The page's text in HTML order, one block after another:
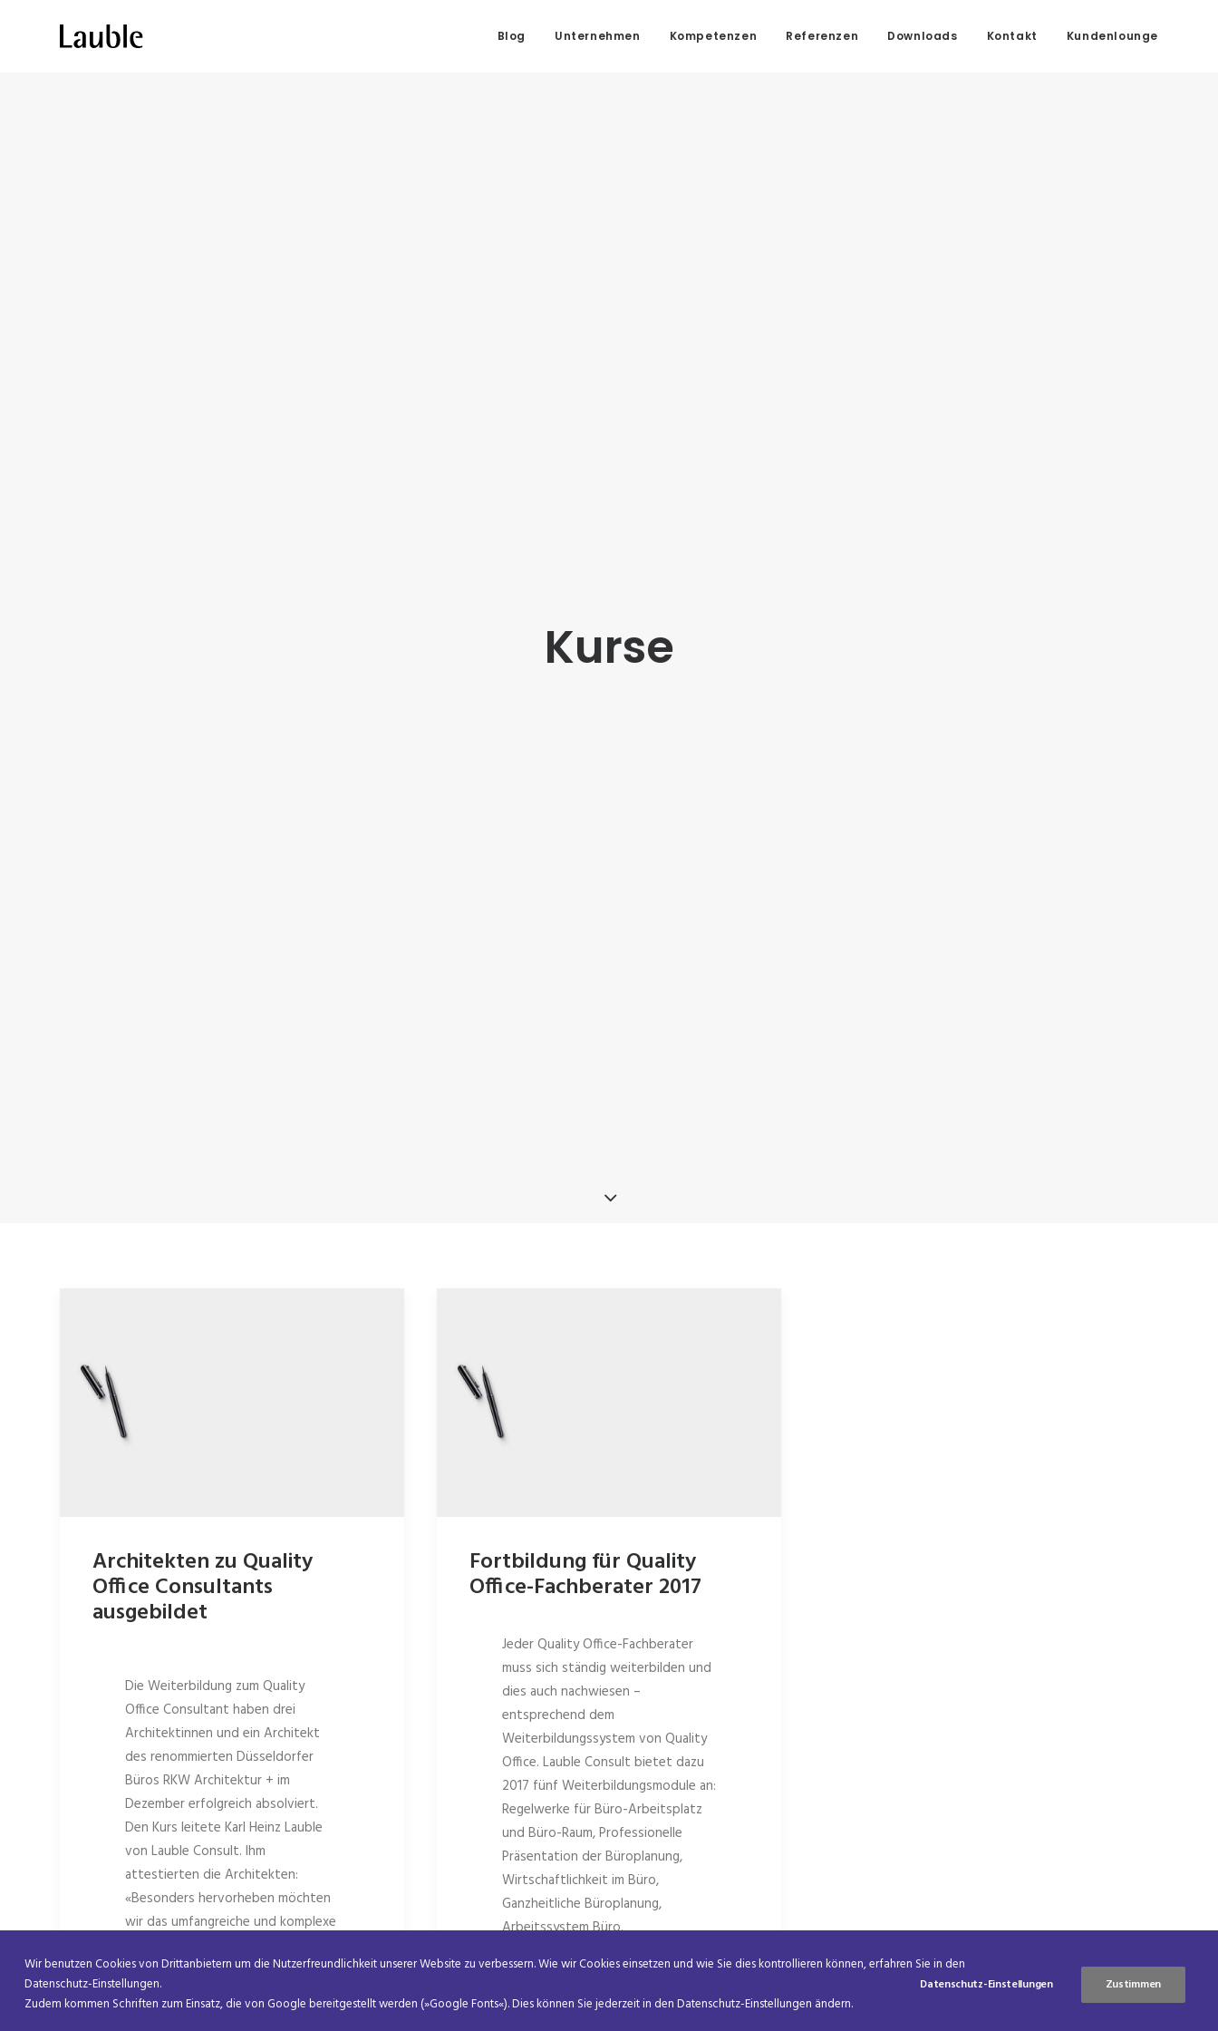
Blog Unternehmen Kompetenzen Referenzen Downloads Kontakt Kundenlounge
Kurse
Architekten zu Quality
Office Consultants
ausgebildet
Die Weiterbildung zum Quality
Office Consultant haben drei
Architektinnen und ein Architekt
des renommierten Düsseldorfer
Büros RKW Architektur + im
Dezember erfolgreich absolviert.
Den Kurs leitete Karl Heinz Lauble
von Lauble Consult. Ihm
attestierten die Architekten:
«Besonders hervorheben möchten
wir das umfangreiche und komplexe
gestellt haben und welches Sie uns
zielgerichtet und praxisnah
vermitttelt haben. Durch unseren
Fortbildung für Quality
Office-Fachberater 2017
Jeder Quality Office-Fachberater
muss sich ständig weiterbilden und
dies auch nachwiesen –
entsprechend dem
Weiterbildungssystem von Quality
Office. Lauble Consult bietet dazu
2017 fünf Weiterbildungsmodule an:
Regelwerke für Büro-Arbeitsplatz
und Büro-Raum, Professionelle
Präsentation der Büroplanung,
Wirtschaftlichkeit im Büro,
Ganzheitliche Büroplanung,
Arbeitssystem Büro.
Details zu den einzelnen Modulen
Wir benutzen Cookies von Drittanbietern um die Nutzerfreundlichkeit unserer Website zu verbessern. Wie wir Cookies einsetzen und wie Sie dies kontrollieren können, erfahren Sie in den
Datenschutz-Einstellungen.
Zudem kommen Schriften zum Einsatz, die von Google bereitgestellt werden (»Google Fonts«). Dies können Sie jederzeit in den Datenschutz-Einstellungen ändern.
Datenschutz-Einstellungen Zustimmen